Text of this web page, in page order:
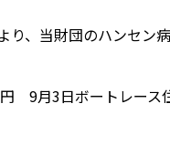
り、当財団のハンセン
月3日ボートレース